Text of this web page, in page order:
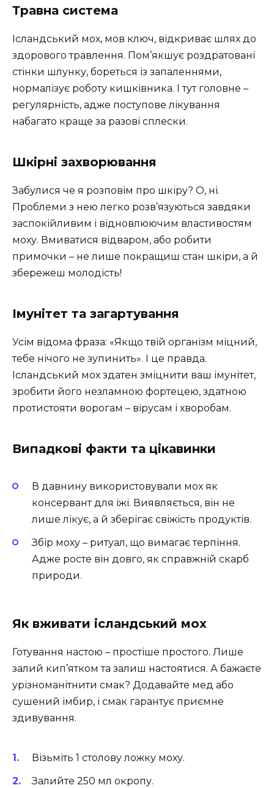
Травна система
Ісландський мох, мов ключ, відкриває шлях до
здорового травлення. Пом’якшує роздратовані
стінки шлунку, бореться із запаленнями,
нормалізує роботу кишківника. І тут головне –
регулярність, адже поступове лікування
набагато краще за разові сплески.
Шкірні захворювання
Забулися че я розповім про шкіру? О, ні.
Проблеми з нею легко розв’язуються завдяки
заспокійливим і відновлюючим властивостям
моху. Вмиватися відваром, або робити
примочки – не лише покращиш стан шкіри, а й
збережеш молодість!
Імунітет та загартування
Усім відома фраза: «Якщо твій організм міцний,
тебе нічого не зупинить». І це правда.
Ісландський мох здатен зміцнити ваш імунітет,
зробити його незламною фортецею, здатною
протистояти ворогам – вірусам і хворобам.
Випадкові факти та цікавинки
В давнину використовували мох як
консервант для їжі. Виявляється, він не
лише лікує, а й зберігає свіжість продуктів.
Збір моху – ритуал, що вимагає терпіння.
Адже росте він довго, як справжній скарб
природи.
Як вживати ісландський мох
Готування настою – простіше простого. Лише
залий кип’ятком та залиш настоятися. А бажаєте
урізноманітнити смак? Додавайте мед або
сушений імбир, і смак гарантує приємне
здивування.
Візьміть 1 столову ложку моху.
Залийте 250 мл окропу.